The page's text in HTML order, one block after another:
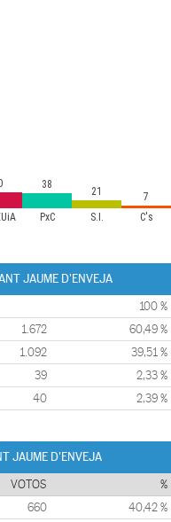
PxC S.I. C's
38
21 7
JAUME D'ENVEJA
100 %
1.672 60,49 %
1.092 39,51 %
39 2,33 %
40 2,39 %
JAUME D'ENVEJA
VOTOS %
660 40,42 %